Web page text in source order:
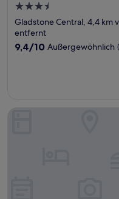
3.5-
Sterne-
Unterkunft
Gladstone Central, 4,4 km
entfernt
9.4
9,4/10 Außergewöhnlich